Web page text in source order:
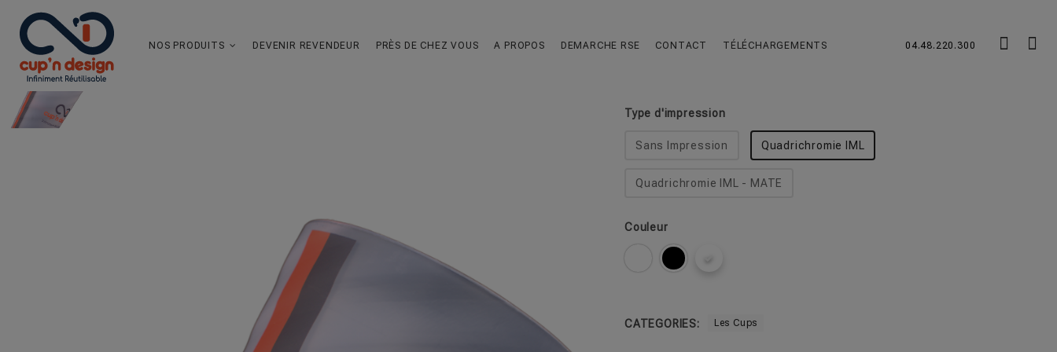
NOS PRODUITS DEVENIR REVENDEUR PRÈS DE CHEZ VOUS A PROPOS DEMARCHE RSE CONTACT TÉLÉCHARGEMENTS 04.48.220.300
Cup 30 Vagues chevron_leftchevron_right
Type d'impression
Sans Impression Quadrichromie IML
Quadrichromie IML - MATE
Couleur
CATEGORIES: Les Cups